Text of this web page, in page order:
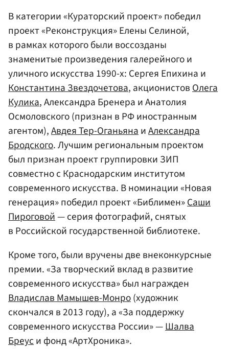
В категории «Кураторский проект» победил
проект «Реконструкция» Елены Селиной,
в рамках которого были воссозданы
знаменитые произведения галерейного и
уличного искусства 1990-х: Сергея Епихина и
Константина Звездочетова, акционистовОлега
Кулика, Александра Бренера и Анатолия
Осмоловского (признан в РФ иностранным
агентом),Авдея Тер-ОганьянаиАлександра
Бродского. Лучшим региональным проектом
был признан проект группировки ЗИП
совместно с Краснодарским институтом
современного искусства. В номинации «Новая
генерация» победил проект «Библимен»Саши
Пироговой— серия фотографий, снятых
в Российской государственной библиотеке.
Кроме того, были вручены две внеконкурсные
премии. «За творческий вклад в развитие
современного искусства» был награжден
Владислав Мамышев-Монро(художник
скончался в 2013 году), а «За поддержку
современного искусства России» —Шалва
Бреуси фонд «АртХроника».